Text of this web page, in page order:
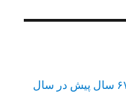
میدان بهارستان تهران: نگاهی به ۶۷ سال پیش در سال